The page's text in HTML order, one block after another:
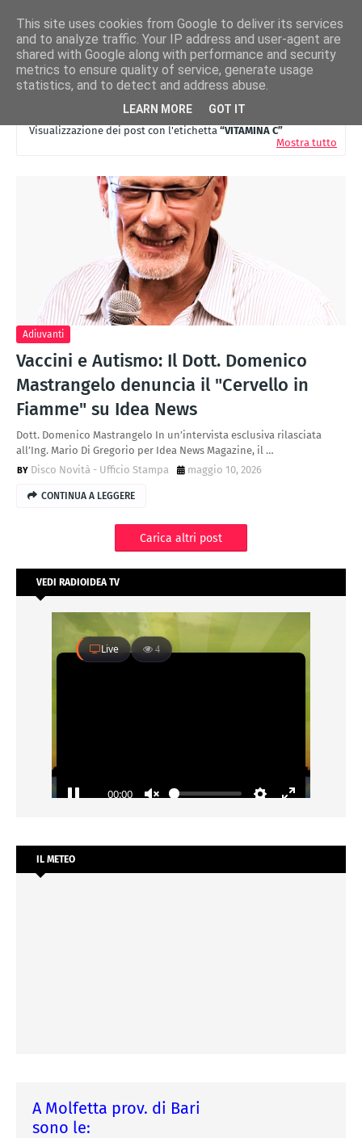
Visualizzazione dei post con l'etichetta VITAMINA C
Mostra tutto
Adiuvanti
Vaccini e Autismo: Il Dott. Domenico
Mastrangelo denuncia il "Cervello in
Fiamme" su Idea News
Dott. Domenico Mastrangelo In un’intervista esclusiva rilasciata
all’Ing. Mario Di Gregorio per Idea News Magazine, il …
Disco Novità - Ufficio Stampa
maggio 10, 2026
CONTINUA A LEGGERE
Carica altri post
VEDI RADIOIDEA TV
IL METEO
A Molfetta prov. di Bari
sono le:
This site uses cookies from Google to deliver its services
and to analyze traffic. Your IP address and user-agent are
shared with Google along with performance and security
metrics to ensure quality of service, generate usage
statistics, and to detect and address abuse.
LEARN MORE GOT IT